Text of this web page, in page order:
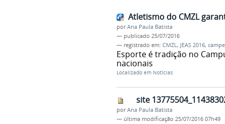
Atletismo do CMZL
porAna Paula Batista
— publicado 25/07/2016
— registrado em: CMZL, JEAS 2016,
Esporte é tradição no
nacionais
Localizado em Notícias
site
porAna Paula Batista
— última modificação 25/07/2016 07h49